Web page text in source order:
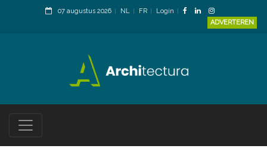
07 augustus 2026 NL FR
Login
ADVERTEREN